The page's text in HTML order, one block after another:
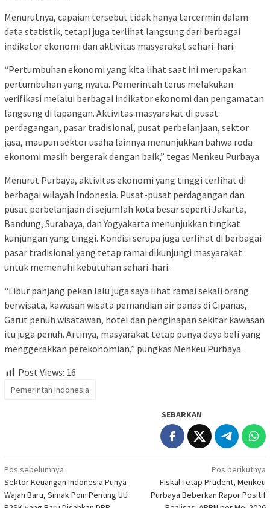
Menurutnya, capaian tersebut tidak hanya tercermin dalam
data statistik, tetapi juga terlihat langsung dari berbagai
indikator ekonomi dan aktivitas masyarakat sehari-hari.
“Pertumbuhan ekonomi yang kita lihat saat ini merupakan
pertumbuhan yang nyata. Pemerintah terus melakukan
verifikasi melalui berbagai indikator ekonomi dan pengamatan
langsung di lapangan. Aktivitas masyarakat di pusat
perdagangan, pasar tradisional, pusat perbelanjaan, sektor
jasa, maupun sektor usaha lainnya menunjukkan bahwa roda
ekonomi masih bergerak dengan baik,” tegas Menkeu Purbaya.
Menurut Purbaya, aktivitas ekonomi yang tinggi terlihat di
berbagai wilayah Indonesia. Pusat-pusat perdagangan dan
pusat perbelanjaan di sejumlah kota besar seperti Jakarta,
Bandung, Surabaya, dan Yogyakarta menunjukkan tingkat
kunjungan yang tinggi. Kondisi serupa juga terlihat di berbagai
pasar tradisional yang tetap ramai dikunjungi masyarakat
untuk memenuhi kebutuhan sehari-hari.
“Libur panjang pekan lalu juga saya lihat ramai sekali orang
berwisata, kawasan wisata pemandian air panas di Cipanas,
Garut penuh wisatawan, hotel dan penginapan sekitar kawasan
itu juga penuh. Artinya, masyarakat tetap punya daya beli yang
menggerakkan perekonomian,” pungkas Menkeu Purbaya.
Post Views: 16
Pemerintah Indonesia
SEBARKAN
Navigasi
pos
Pos sebelumnya
Sektor Keuangan Indonesia Punya
Wajah Baru, Simak Poin Penting UU
Pos berikutnya
Fiskal Tetap Prudent, Menkeu
Purbaya Beberkan Rapor Positif